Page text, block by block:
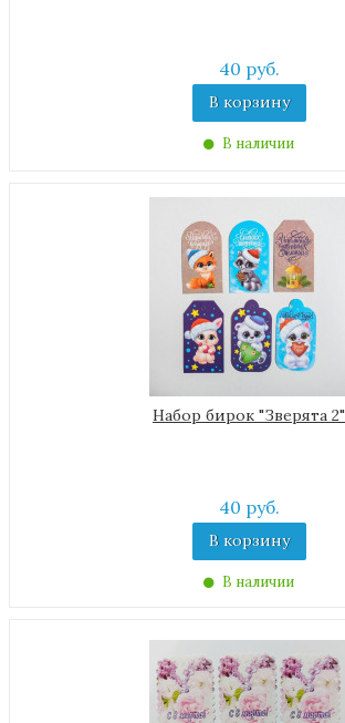
40 руб.
В корзину
В наличии
Набор бирок "Зверята 2"
40 руб.
В корзину
В наличии